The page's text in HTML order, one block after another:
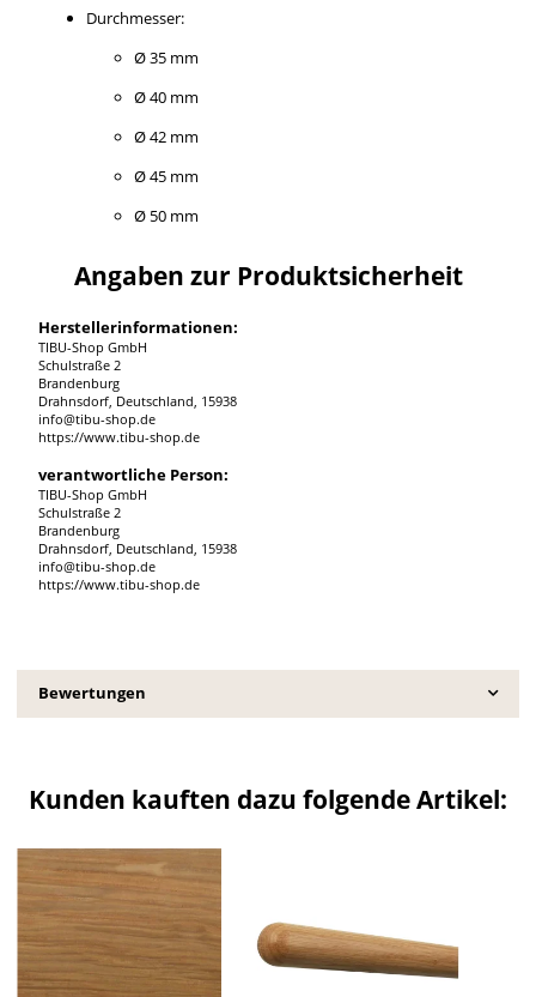
Durchmesser:
Ø 35 mm
Ø 40 mm
Ø 42 mm
Ø 45 mm
Ø 50 mm
Angaben zur Produktsicherheit
Herstellerinformationen:
TIBU-Shop GmbH
Schulstraße 2
Brandenburg
Drahnsdorf, Deutschland, 15938
info@tibu-shop.de
https://www.tibu-shop.de
verantwortliche Person:
TIBU-Shop GmbH
Schulstraße 2
Brandenburg
Drahnsdorf, Deutschland, 15938
info@tibu-shop.de
https://www.tibu-shop.de
Bewertungen
Kunden kauften dazu folgende Artikel: